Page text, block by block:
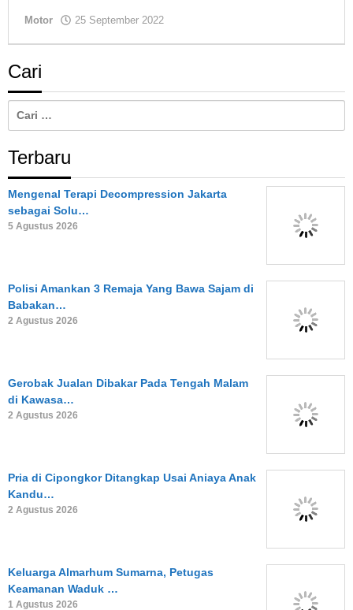
Motor 25 September 2022
Cari
Terbaru
Mengenal Terapi Decompression Jakarta
sebagai Solu…
5 Agustus 2026
Polisi Amankan 3 Remaja Yang Bawa Sajam di
Babakan…
2 Agustus 2026
Gerobak Jualan Dibakar Pada Tengah Malam
di Kawasa…
2 Agustus 2026
Pria di Cipongkor Ditangkap Usai Aniaya Anak
Kandu…
2 Agustus 2026
Keluarga Almarhum Sumarna, Petugas
Keamanan Waduk …
1 Agustus 2026